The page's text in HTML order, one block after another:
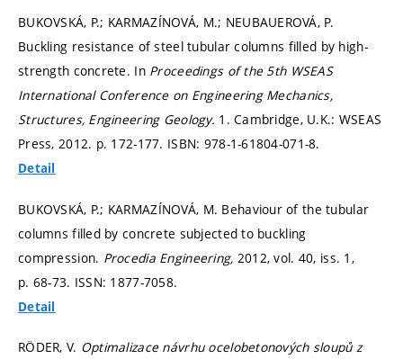
BUKOVSKÁ, P.; KARMAZÍNOVÁ, M.; NEUBAUEROVÁ, P.
Buckling resistance of steel tubular columns filled by high-
strength concrete. In Proceedings of the 5th WSEAS
International Conference on Engineering Mechanics,
Structures, Engineering Geology. 1. Cambridge, U.K.: WSEAS
Press, 2012. p. 172-177. ISBN: 978-1-61804-071-8.
Detail
BUKOVSKÁ, P.; KARMAZÍNOVÁ, M. Behaviour of the tubular
columns filled by concrete subjected to buckling
compression. Procedia Engineering, 2012, vol. 40, iss. 1,
p. 68-73. ISSN: 1877-7058.
Detail
RÖDER, V. Optimalizace návrhu ocelobetonových sloupů z